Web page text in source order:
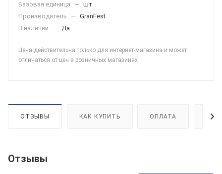
Базовая единица — шт
Производитель
— GranFest
В наличии
— Да
Цена действительна только для интернет-магазина и может
отличаться от цен в розничных магазинах
ОТЗЫВЫ КАК КУПИТЬ ОПЛАТА
Отзывы